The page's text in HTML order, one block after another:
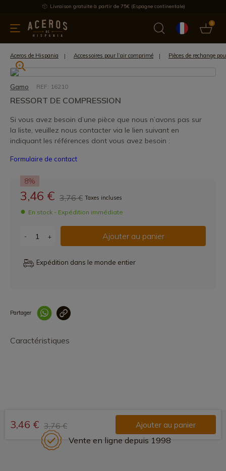
Livraison gratuite à partir de 75€ (Espagne continentale)
0
de cuisine Offre Dernières nouvelles Meilleures ventes
Aceros de Hispania Accessoires pour l’air comprimé Pièces de rechange
Gamo REF: 16210
RESSORT DE COMPRESSION
Si vous avez besoin d’une pièce que nous n’avons pas sur
la liste, veuillez nous contacter via le lien suivant en
indiquant les références dont vous avez besoin :
Formulaire de contact
8%
3,46 € 3,76 € Taxes incluses
En stock - Expédition immédiate
- + Ajouter au panier
Expédition dans le monde entier
Partager
Caractéristiques
3,46 € 3,76 € Ajouter au panier
Vente en ligne depuis 1998